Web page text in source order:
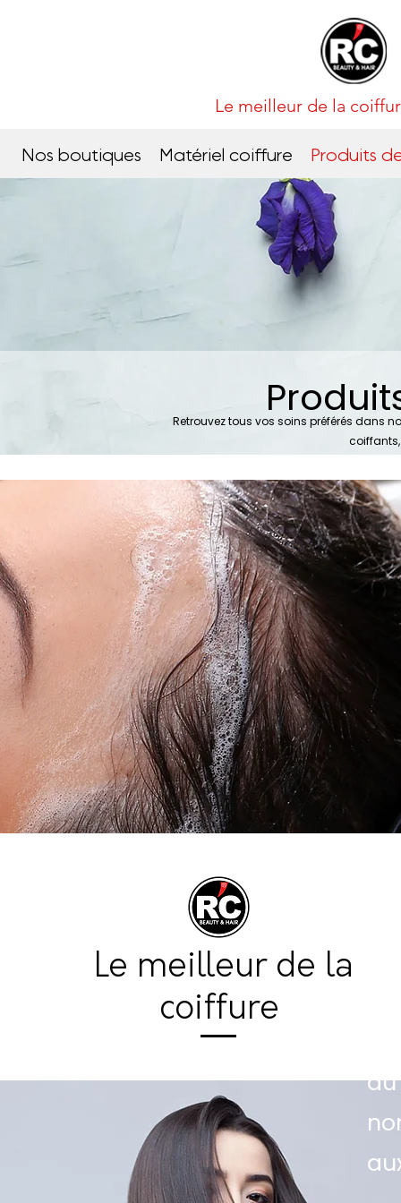
Le meilleur de la
Nos boutiques Matériel coiffure Produits
Retrouvez tous vos soins préférés dans
Le meilleur de la
coiffure